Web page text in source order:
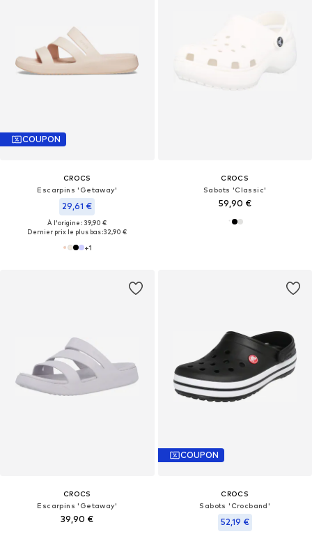
COUPON
CROCS
Escarpins 'Getaway'
29,61 €
À l'origine : 39,90 €
Dernier prix le plus bas :32,90 €
+1
CROCS
Sabots 'Classic'
59,90 €
CROCS
Escarpins 'Getaway'
39,90 €
COUPON
CROCS
Sabots 'Crocband'
52,19 €